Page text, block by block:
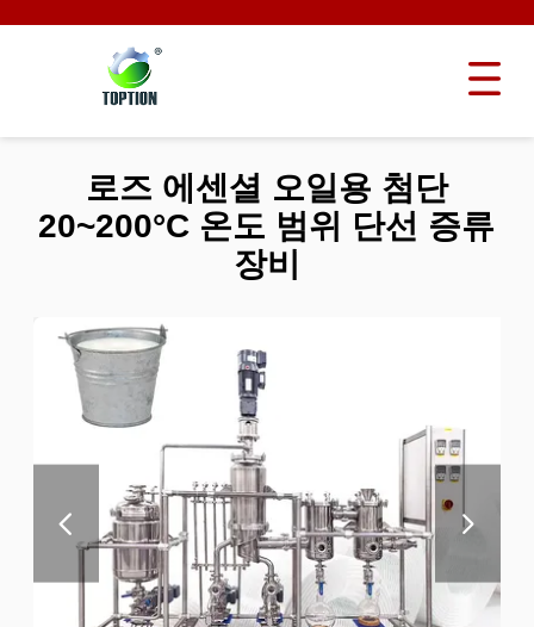
로즈 에센셜 오일용 첨단
20~200°C 온도 범위 단선 증류
장비